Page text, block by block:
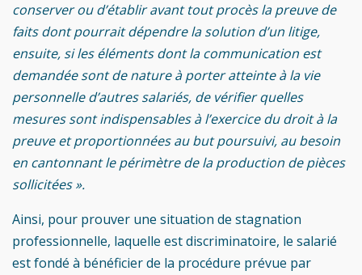
conserver ou d’établir avant tout procès la preuve de
faits dont pourrait dépendre la solution d’un litige,
ensuite, si les éléments dont la communication est
demandée sont de nature à porter atteinte à la vie
personnelle d’autres salariés, de vérifier quelles
mesures sont indispensables à l’exercice du droit à la
preuve et proportionnées au but poursuivi, au besoin
en cantonnant le périmètre de la production de pièces
sollicitées ».
Ainsi, pour prouver une situation de stagnation
professionnelle, laquelle est discriminatoire, le salarié
est fondé à bénéficier de la procédure prévue par